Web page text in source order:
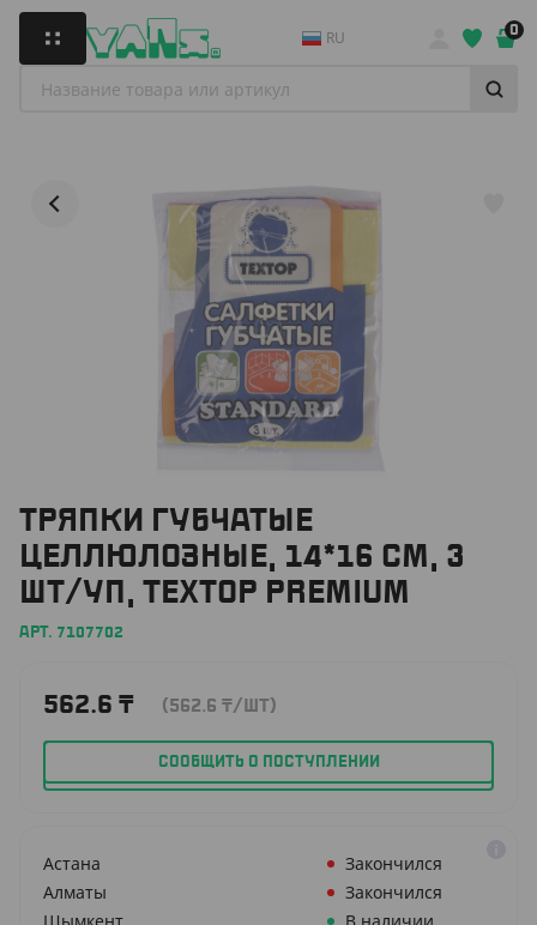
RU 0
ТРЯПКИ ГУБЧАТЫЕ
ЦЕЛЛЮЛОЗНЫЕ, 14*16 СМ, 3
ШТ/УП, TEXTOP PREMIUM
АРТ. 7107702
562.6 ₸ (562.6 ₸/ШТ)
СООБЩИТЬ О ПОСТУПЛЕНИИ
Астана
Закончился
Алматы
Закончился